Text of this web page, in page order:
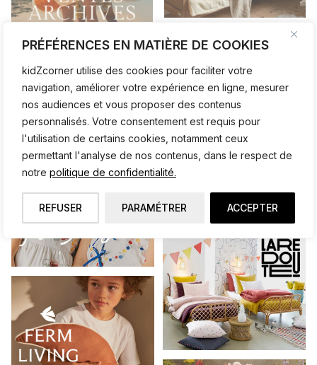
PRÉFÉRENCES EN MATIÈRE DE COOKIES
kidZcorner utilise des cookies pour faciliter votre
navigation, améliorer votre expérience en ligne, mesurer
nos audiences et vous proposer des contenus
personnalisés. Votre consentement est requis pour
l'utilisation de certains cookies, notamment ceux
permettant l'analyse de nos contenus, dans le respect de
notre politique de confidentialité.
PARAMÉTRER
REFUSER ACCEPTER
NOS BOUTIQUES ♥